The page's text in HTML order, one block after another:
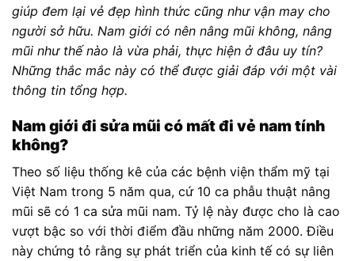
giúp đem lại vẻ đẹp hình thức cũng như vận may cho
người sở hữu. Nam giới có nên nâng mũi không, nâng
mũi như thế nào là vừa phải, thực hiện ở đâu uy tín?
Những thắc mắc này có thể được giải đáp với một vài
thông tin tổng hợp.
Nam giới đi sửa mũi có mất đi vẻ nam tính
không?
Theo số liệu thống kê của các bệnh viện thẩm mỹ tại
Việt Nam trong 5 năm qua, cứ 10 ca phẫu thuật nâng
mũi sẽ có 1 ca sửa mũi nam. Tỷ lệ này được cho là cao
vượt bậc so với thời điểm đầu những năm 2000. Điều
này chứng tỏ rằng sự phát triển của kinh tế có sự liên